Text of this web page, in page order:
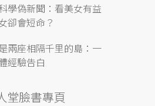
學偽新聞：看美女有益
卻會短命？
兩座相隔千里的島：一
經驗告白
堂臉書專頁